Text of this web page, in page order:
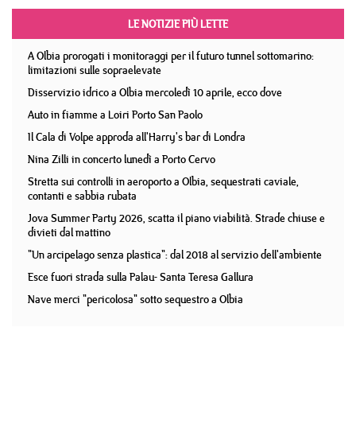
LE NOTIZIE PIÙ LETTE
A Olbia prorogati i monitoraggi per il futuro tunnel sottomarino:
limitazioni sulle sopraelevate
Disservizio idrico a Olbia mercoledì 10 aprile, ecco dove
Auto in fiamme a Loiri Porto San Paolo
Il Cala di Volpe approda all'Harry's bar di Londra
Nina Zilli in concerto lunedì a Porto Cervo
Stretta sui controlli in aeroporto a Olbia, sequestrati caviale,
contanti e sabbia rubata
Jova Summer Party 2026, scatta il piano viabilità. Strade chiuse e
divieti dal mattino
"Un arcipelago senza plastica": dal 2018 al servizio dell'ambiente
Esce fuori strada sulla Palau- Santa Teresa Gallura
Nave merci "pericolosa" sotto sequestro a Olbia